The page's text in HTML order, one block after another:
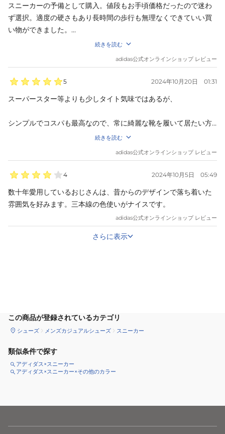
スニーカーの予備として購入。値段もお手頃価格だったので迷わ
ず選択。適度の硬さもあり長時間の歩行も無理なくできていい買
い物ができました。
続きを読む
adidas公式オンラインショップ レビュー
5 2024年10月20日 01:31
スーパースター等よりも少しタイト気味ではあるが、
シンプルでコスパも最高なので、常に綺麗な靴を履いて居たい方
続きを読む
adidas公式オンラインショップ レビュー
4 2024年10月5日 05:49
数十年愛用しているおじさんは、昔からのデザインで落ち着いた
雰囲気を好みます。三本線の色使いがナイスです。
adidas公式オンラインショップ レビュー
さらに表示
この商品が登録されているカテゴリ
シューズ メンズカジュアルシューズ スニーカー
類似条件で探す
アディダス×スニーカー
アディダス×スニーカー×その他のカラー